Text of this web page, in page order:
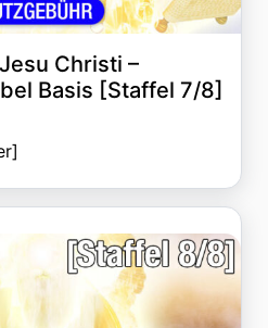
Christi –
Basis [Staffel 7/8]